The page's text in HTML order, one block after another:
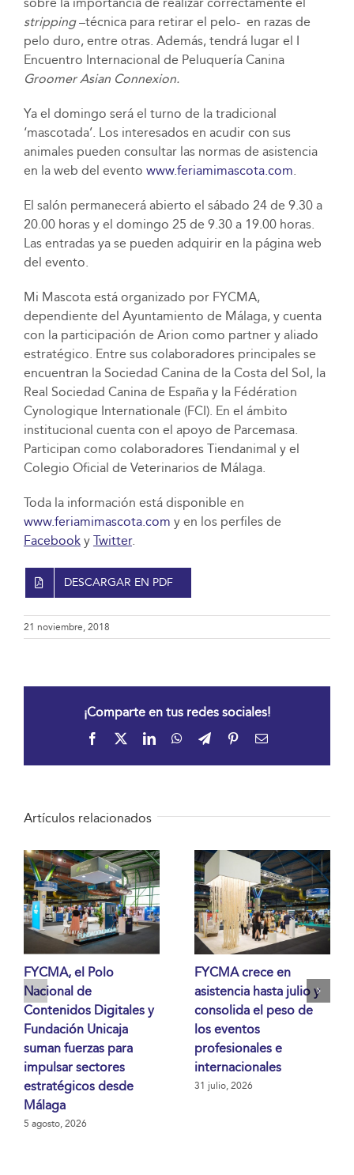
stripping–técnica para retirar el pelo- en razas de
pelo duro, entre otras. Además, tendrá lugar el I
Encuentro Internacional de Peluquería Canina
Groomer Asian Connexion.
Ya el domingo será el turno de la tradicional
‘mascotada’. Los interesados en acudir con sus
animales pueden consultar las normas de asistencia
en la web del evento www.feriamimascota.com.
El salón permanecerá abierto el sábado 24 de 9.30 a
20.00 horas y el domingo 25 de 9.30 a 19.00 horas.
Las entradas ya se pueden adquirir en la página web
del evento.
Mi Mascota está organizado por FYCMA,
dependiente del Ayuntamiento de Málaga, y cuenta
con la participación de Arion como partner y aliado
estratégico. Entre sus colaboradores principales se
encuentran la Sociedad Canina de la Costa del Sol, la
Real Sociedad Canina de España y la Fédération
Cynologique Internationale (FCI). En el ámbito
institucional cuenta con el apoyo de Parcemasa.
Participan como colaboradores Tiendanimal y el
Colegio Oficial de Veterinarios de Málaga.
Toda la información está disponible en
www.feriamimascota.com y en los perfiles de
Facebooky Twitter.
DESCARGAR EN PDF
21 noviembre, 2018
¡Comparte en tus redes sociales!
Facebook LinkedInWhatsApp
TelegramPinterestCorreo
Artículos relacionados
FYCMA, el Polo
Nacional de
Contenidos Digitales y
Fundación Unicaja
suman fuerzas para
impulsar sectores
estratégicos desde
Málaga
5 agosto, 2026
FYCMA crece en
asistencia hasta julio y
consolida el peso de
los eventos
profesionales e
internacionales
31 julio, 2026